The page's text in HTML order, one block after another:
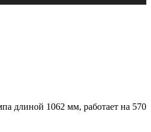
длиной 1062 мм, работает на 570